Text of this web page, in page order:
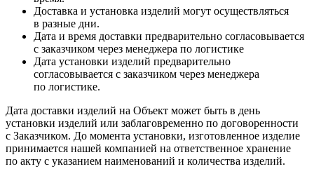
Доставка и установка изделий могут осуществляться
в разные дни.
Дата и время доставки предварительно согласовывается
с заказчиком через менеджера по логистике
Дата установки изделий предварительно
согласовывается с заказчиком через менеджера
по логистике.
Дата доставки изделий на Объект может быть в день
установки изделий или заблаговременно по договоренности
с Заказчиком. До момента установки, изготовленное изделие
принимается нашей компанией на ответственное хранение
по акту с указанием наименований и количества изделий.